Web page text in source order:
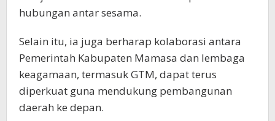
hubungan antar sesama.
Selain itu, ia juga berharap kolaborasi antara
Pemerintah Kabupaten Mamasa dan lembaga
keagamaan, termasuk GTM, dapat terus
diperkuat guna mendukung pembangunan
daerah ke depan.